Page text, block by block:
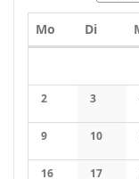
Mo Montag
Di
2
Keine
3
Keine
9
Keine
10
Keine
16 17